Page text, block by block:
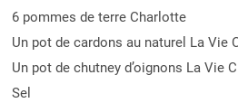
6 pommes de terre Charlotte
Un pot de cardons au naturel La Vie
Un pot de chutney d’oignons La Vie
Sel